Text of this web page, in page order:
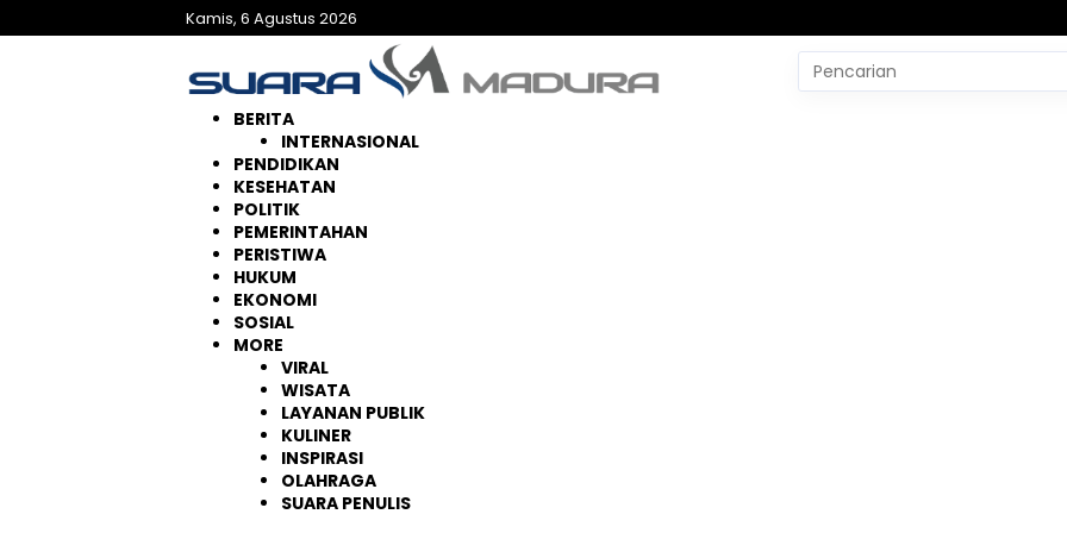
ke
Kamis, 6 Agustus 2026
Pencarian
untuk:
BERITA
INTERNASIONAL
PENDIDIKAN
KESEHATAN
POLITIK
PEMERINTAHAN
PERISTIWA
HUKUM
EKONOMI
SOSIAL
MORE
VIRAL
WISATA
LAYANAN PUBLIK
KULINER
INSPIRASI
OLAHRAGA
SUARA PENULIS